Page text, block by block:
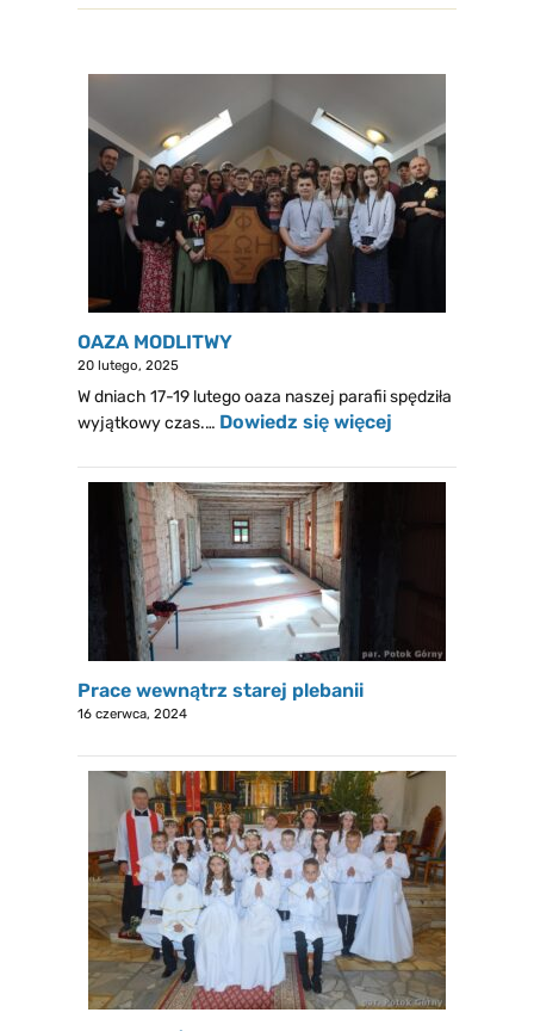
OAZA MODLITWY
20 lutego, 2025
W dniach 17-19 lutego oaza naszej parafii spędziła
wyjątkowy czas.… Dowiedz się więcej
Prace wewnątrz starej plebanii
16 czerwca, 2024